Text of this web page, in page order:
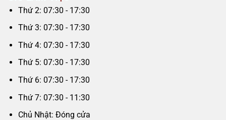
Thứ 2: 07:30 - 17:30
Thứ 3: 07:30 - 17:30
Thứ 4: 07:30 - 17:30
Thứ 5: 07:30 - 17:30
Thứ 6: 07:30 - 17:30
Thứ 7: 07:30 - 11:30
Chủ Nhật: Đóng cửa